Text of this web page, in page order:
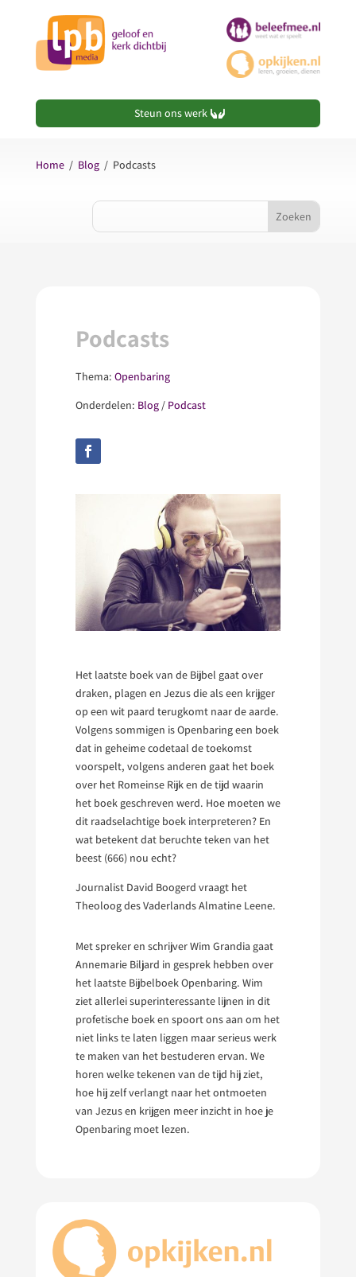
Steun ons werk
Home/ Blog/ Podcasts
Podcasts
Thema: Openbaring
Onderdelen: Blog/ Podcast
Het laatste boek van de Bijbel gaat over
draken, plagen en Jezus die als een krijger
op een wit paard terugkomt naar de aarde.
Volgens sommigen is Openbaring een boek
dat in geheime codetaal de toekomst
voorspelt, volgens anderen gaat het boek
over het Romeinse Rijk en de tijd waarin
het boek geschreven werd. Hoe moeten we
dit raadselachtige boek interpreteren? En
wat betekent dat beruchte teken van het
beest (666) nou echt?
Journalist David Boogerd vraagt het
Theoloog des Vaderlands Almatine Leene.
Met spreker en schrijver Wim Grandia gaat
Annemarie Biljard in gesprek hebben over
het laatste Bijbelboek Openbaring. Wim
ziet allerlei superinteressante lijnen in dit
profetische boek en spoort ons aan om het
niet links te laten liggen maar serieus werk
te maken van het bestuderen ervan. We
horen welke tekenen van de tijd hij ziet,
hoe hij zelf verlangt naar het ontmoeten
van Jezus en krijgen meer inzicht in hoe je
Openbaring moet lezen.